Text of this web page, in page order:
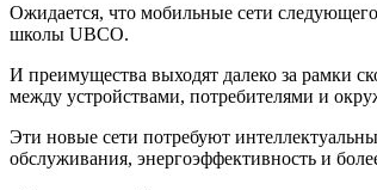
Ожидается, что мобильные сети
школы UBCO.
И преимущества выходят далеко за рамки
между устройствами, потребителями и
Эти новые сети потребуют
обслуживания, энергоэффективность и